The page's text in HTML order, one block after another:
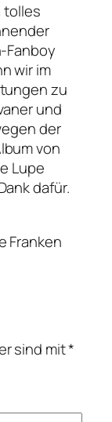
tolles
Fanboy
wir im
zu
und
der
von
Lupe
dafür.
Franken
sind mit*